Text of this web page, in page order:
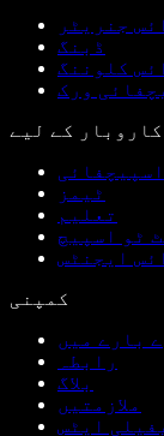
جنریٹر
ڈبنگ
کلوننگ
ورک
کاروبار کے لیے
ٹیمز
تعلیم
کمپنی
بارے میں
رابطہ
بلاگ
ملازمتیں
ایٹس